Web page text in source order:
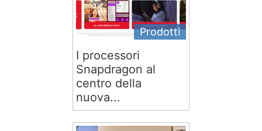
Prodotti
I processori
Snapdragon al
centro della
nuova...